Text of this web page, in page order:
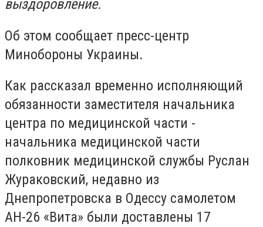
выздоровление.
Об этом сообщает пресс-центр
Минобороны Украины.
Как рассказал временно исполняющий
обязанности заместителя начальника
центра по медицинской части -
начальника медицинской части
полковник медицинской службы Руслан
Жураковский, недавно из
Днепропетровска в Одессу самолетом
АН-26 «Вита» были доставлены 17